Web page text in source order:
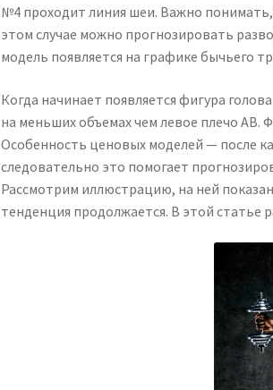
№4 проходит линия шеи. Важно
этом случае можно прогнозировать
модель появляется на графике бычьего
Когда начинает появляется фигура
на меньших объемах чем левое плечо
Особенность ценовых моделей — после
следовательно это помогает
Рассмотрим иллюстрацию, на ней
тенденция продолжается. В этой статье